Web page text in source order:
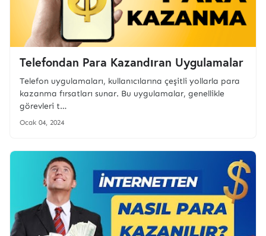
Telefondan Para Kazandıran Uygulamalar
Telefon uygulamaları, kullanıcılarına çeşitli yollarla para
kazanma fırsatları sunar. Bu uygulamalar, genellikle
görevleri t…
Ocak 04, 2024